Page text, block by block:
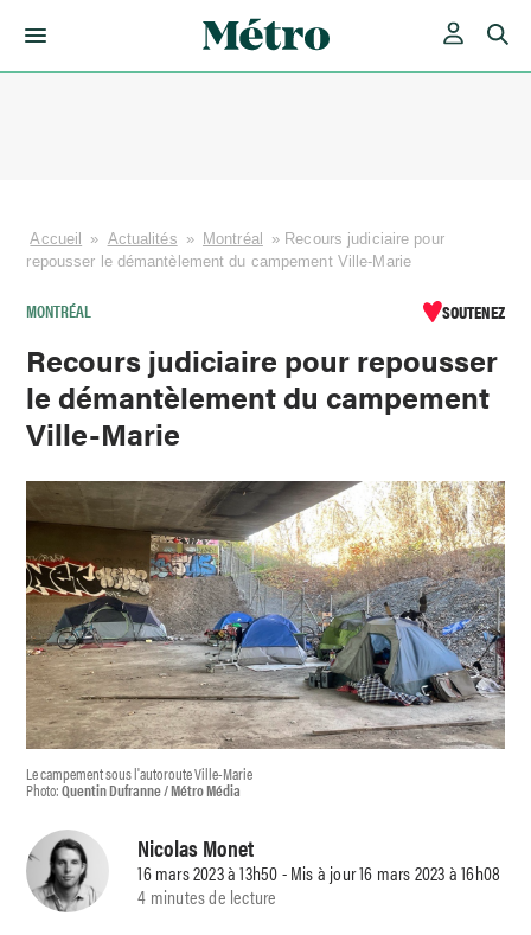
Accueil » Actualités » Montréal » Recours judiciaire pour
repousser le démantèlement du campement Ville-Marie
MONTRÉAL SOUTENEZ
Recours judiciaire pour repousser
le démantèlement du campement
Ville-Marie
Le campement sous l'autoroute Ville-Marie
Photo:Quentin Dufranne / Métro Média
Nicolas Monet
16 mars 2023 à 13h50 - Mis à jour 16 mars 2023 à 16h08
4 minutes de lecture